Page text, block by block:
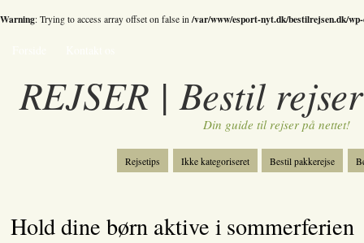
Warning: Trying to access array offset on false in/var/www/esport-nyt.dk/bestilrejsen.dk/
REJSER | Bestil
Din guide til rejser på nettet!
Rejsetips Ikke kategoriseret Bestil pakkerejse
Hold dine børn aktive i sommerferien